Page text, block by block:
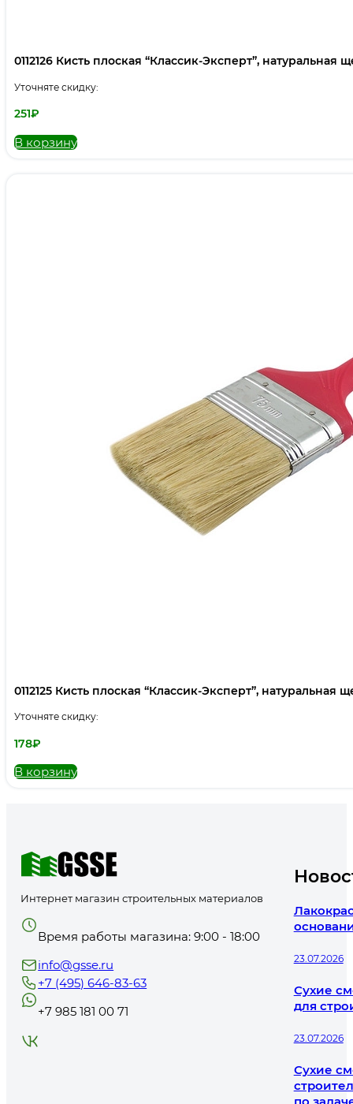
0112126 Кисть плоская “Классик-Эксперт”, натуральная
Уточняте скидку:
251₽
В корзину
0112125 Кисть плоская “Классик-Эксперт”, натуральная
Уточняте скидку:
178₽
В корзину
Интернет магазин строительных материалов
Время работы магазина: 9:00 - 18:00
info@gsse.ru
+7 (495) 646-83-63
+7 985 181 00 71
23.07.2026
Сухие
для
23.07.2026
Сухие